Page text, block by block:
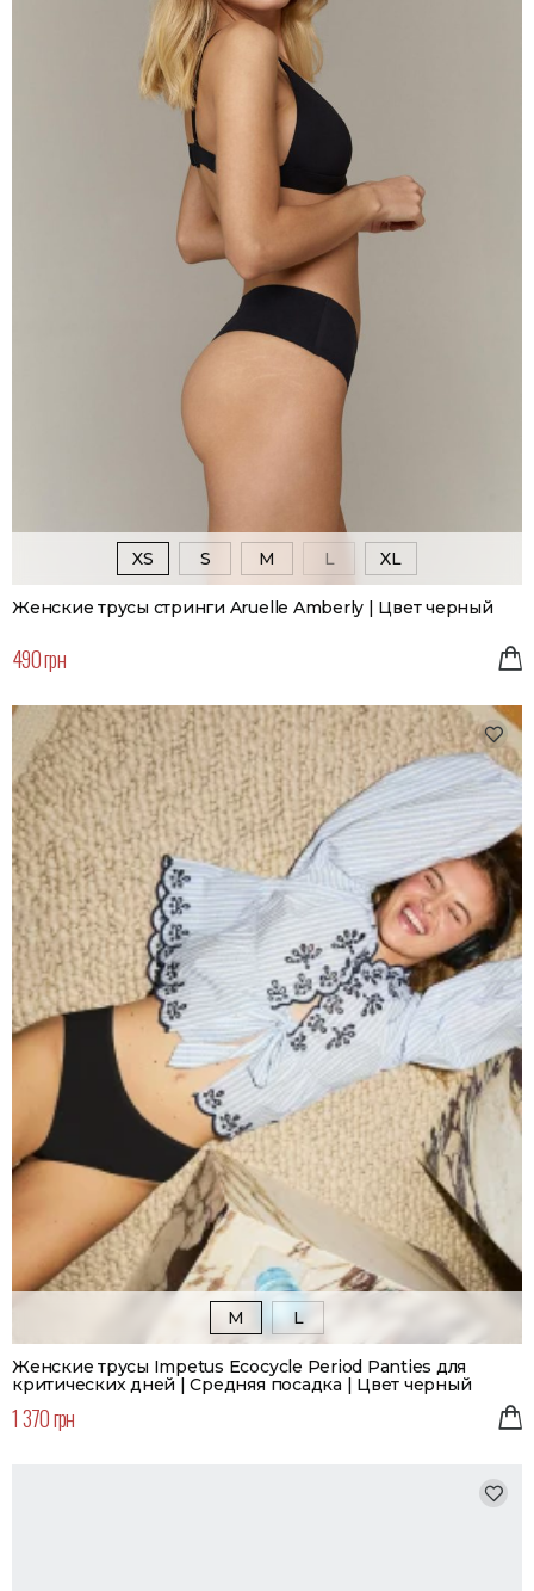
XS S M L XL
Женские трусы стринги Aruelle Amberly | Цвет черный
490 грн
M L
Женские трусы Impetus Ecocycle Period Panties для
критических дней | Средняя посадка | Цвет черный
1 370 грн